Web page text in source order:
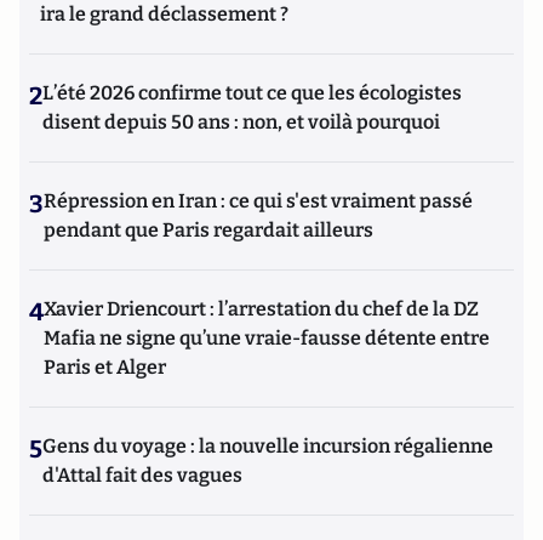
ira le grand déclassement ?
2L’été 2026 confirme tout ce que les écologistes
disent depuis 50 ans : non, et voilà pourquoi
3Répression en Iran : ce qui s'est vraiment passé
pendant que Paris regardait ailleurs
4Xavier Driencourt : l’arrestation du chef de la DZ
Mafia ne signe qu’une vraie-fausse détente entre
Paris et Alger
5Gens du voyage : la nouvelle incursion régalienne
d'Attal fait des vagues